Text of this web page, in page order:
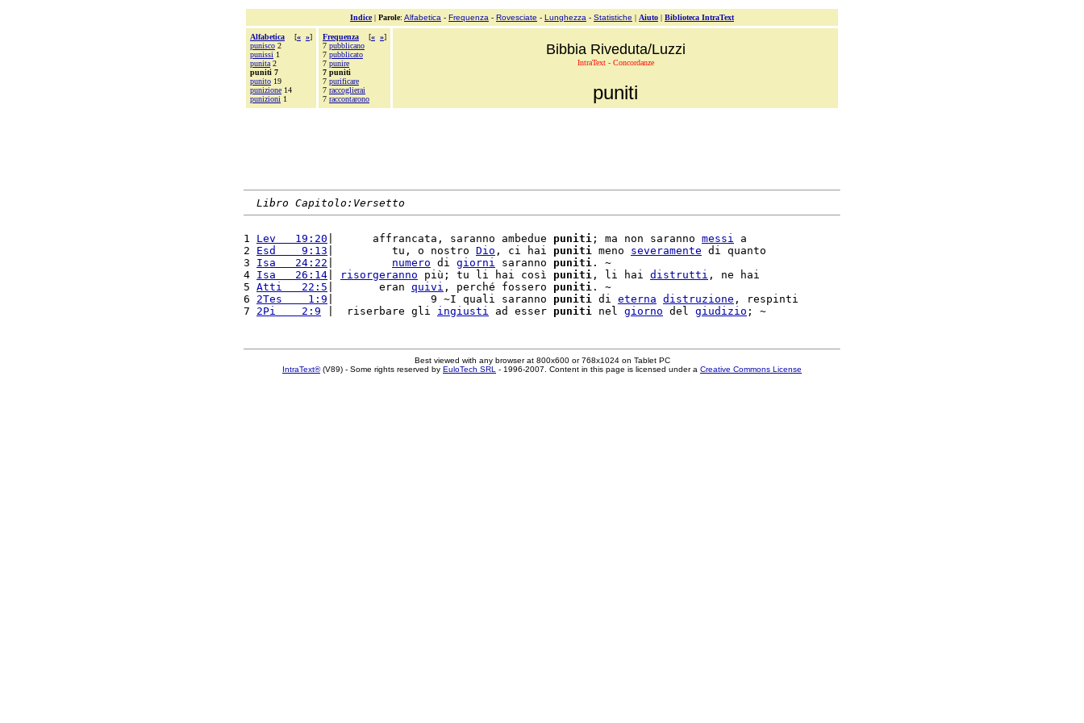
Indice| Parole: Alfabetica - Frequenza - Rovesciate - Lunghezza - Statistiche | Aiuto | Biblioteca IntraText
Alfabetica [« »]
punisco 2
punissi 1
punita 2
puniti 7
punito 19
punizione 14
punizioni 1
Frequenza [« »]
7 pubblicano
7 pubblicato
7 punire
7 puniti
7 purificare
7 raccoglierai
7 raccontarono
Bibbia Riveduta/Luzzi
IntraText - Concordanze
puniti
Libro Capitolo:Versetto
1 Lev   19:20 |      affrancata, saranno ambedue puniti ; ma non saranno messi a
2 Esd    9:13 |         tu, o nostro Dio , ci hai puniti meno severamente di quanto
3 Isa   24:22 numero di giorni saranno puniti . ~
4 Isa   26:14 risorgeranno più; tu li hai così puniti , li hai distrutti , ne hai
5 Atti   22:5 |       eran quivi , perché fossero puniti . ~
6 2Tes    1:9 |               9 ~I quali saranno puniti di eterna distruzione , respinti
7 2Pi    2:9 |  riserbare gli ingiusti ad esser puniti nel giorno del giudizio
Best viewed with any browser at 800x600 or 768x1024 on Tablet PC
IntraText®(V89) - Some rights reserved by EuloTech SRL - 1996-2007. Content in this page is licensed under a Creative Commons License